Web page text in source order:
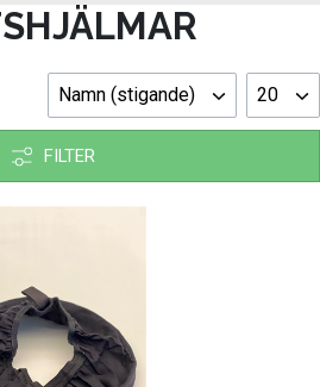
Namn (stigande) 20
FILTER